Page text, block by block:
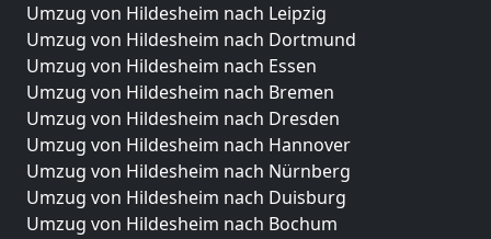
Umzug von Hildesheim nach Leipzig
Umzug von Hildesheim nach Dortmund
Umzug von Hildesheim nach Essen
Umzug von Hildesheim nach Bremen
Umzug von Hildesheim nach Dresden
Umzug von Hildesheim nach Hannover
Umzug von Hildesheim nach Nürnberg
Umzug von Hildesheim nach Duisburg
Umzug von Hildesheim nach Bochum